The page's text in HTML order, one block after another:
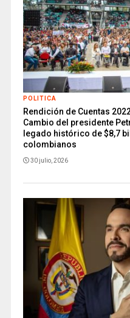
POLITICA
Rendición de Cuentas
Cambio del presidente
legado histórico de $8,7
colombianos
30 julio, 2026